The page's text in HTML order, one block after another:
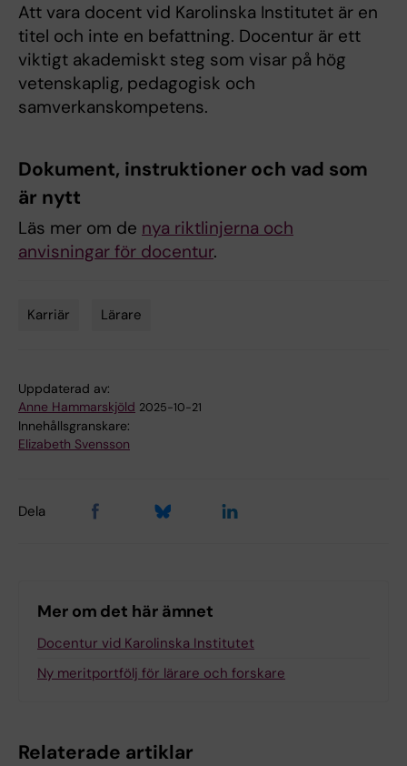
Att vara docent vid Karolinska Institutet är en
titel och inte en befattning. Docentur är ett
viktigt akademiskt steg som visar på hög
vetenskaplig, pedagogisk och
samverkanskompetens.
Dokument, instruktioner och vad som
är nytt
Läs mer om de nya riktlinjerna och
anvisningar för docentur.
Karriär Lärare
Uppdaterad av:
Anne Hammarskjöld 2025-10-21
Innehållsgranskare:
Elizabeth Svensson
Dela
Mer om det här ämnet
Docentur vid Karolinska Institutet
Ny meritportfölj för lärare och forskare
Relaterade artiklar